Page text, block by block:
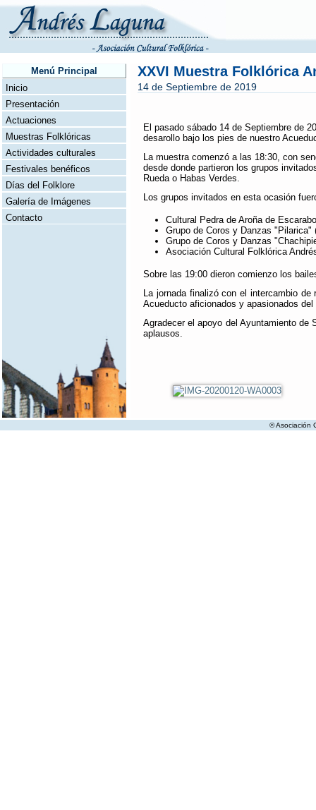
Menú Principal
Inicio
Presentación
Actuaciones
Muestras Folklóricas
Actividades culturales
Festivales benéficos
Días del Folklore
Galería de Imágenes
Contacto
XXVI Muestra Folklórica
14 de Septiembre de 2019
El pasado sábado 14 de Septiembre de
desarollo bajo los pies de nuestro
La muestra comenzó a las 18:30, con
desde donde partieron los grupos
Rueda o Habas Verdes.
Los grupos invitados en esta ocasión
Cultural Pedra de Aroña de
Grupo de Coros y Danzas "Pilarica"
Grupo de Coros y Danzas
Asociación Cultural Folklórica
Sobre las 19:00 dieron comienzo los
La jornada finalizó con el intercambio
Acueducto aficionados y apasionados
Agradecer el apoyo del Ayuntamiento
aplausos.
© Asociación